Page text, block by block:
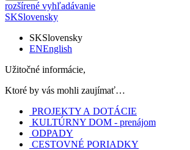
rozšírené vyhľadávanie
SKSlovensky
SKSlovensky
ENEnglish
Užitočné informácie,
Ktoré by vás mohli zaujímať…
PROJEKTY A DOTÁCIE
KULTÚRNY DOM - prenájom
ODPADY
CESTOVNÉ PORIADKY